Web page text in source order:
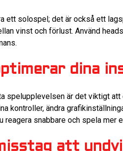
ett solospel; det är också ett
vinst och förlust. Använd
dina
spelupplevelsen är det viktigt
kontroller, ändra
reagera snabbare och spela mer
att